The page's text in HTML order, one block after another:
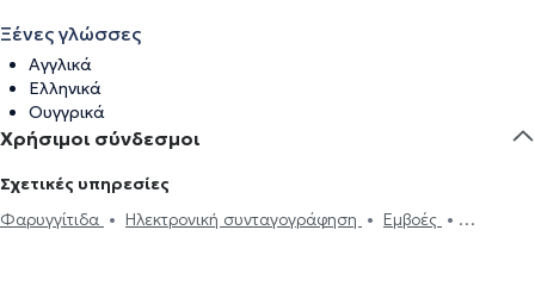
Ξένες γλώσσες
Αγγλικά
Ελληνικά
Ουγγρικά
Χρήσιμοι σύνδεσμοι
Σχετικές υπηρεσίες
Φαρυγγίτιδα
Ηλεκτρονική συνταγογράφηση
Εμβοές